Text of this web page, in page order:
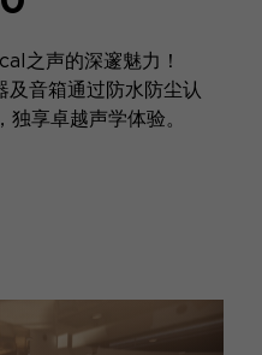
之声的深邃魅力！
音箱通过防水防尘认
享卓越声学体验。